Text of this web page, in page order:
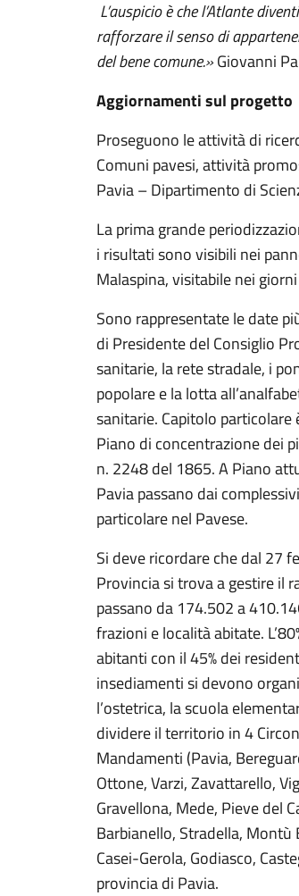
L’auspicio è che l’Atlante
rafforzare il senso di
del bene comune.»Giovanni
Aggiornamenti sul progetto
Proseguono le attività di
Comuni pavesi, attività
Pavia – Dipartimento di
La prima grande
i risultati sono visibili nei
Malaspina, visitabile nei
Sono rappresentate le date
di Presidente del Consiglio
sanitarie, la rete stradale, i
popolare e la lotta
sanitarie. Capitolo
Piano di concentrazione dei
n. 2248 del 1865. A Piano
Pavia passano dai
particolare nel Pavese.
Si deve ricordare che dal 27
Provincia si trova a gestire il
passano da 174.502 a
frazioni e località abitate.
abitanti con il 45% dei
insediamenti si devono
l’ostetrica, la scuola
dividere il territorio in 4
Mandamenti (Pavia,
Ottone, Varzi, Zavattarello,
Gravellona, Mede, Pieve del
Barbianello, Stradella, Montù
Casei-Gerola, Godiasco,
provincia di Pavia.